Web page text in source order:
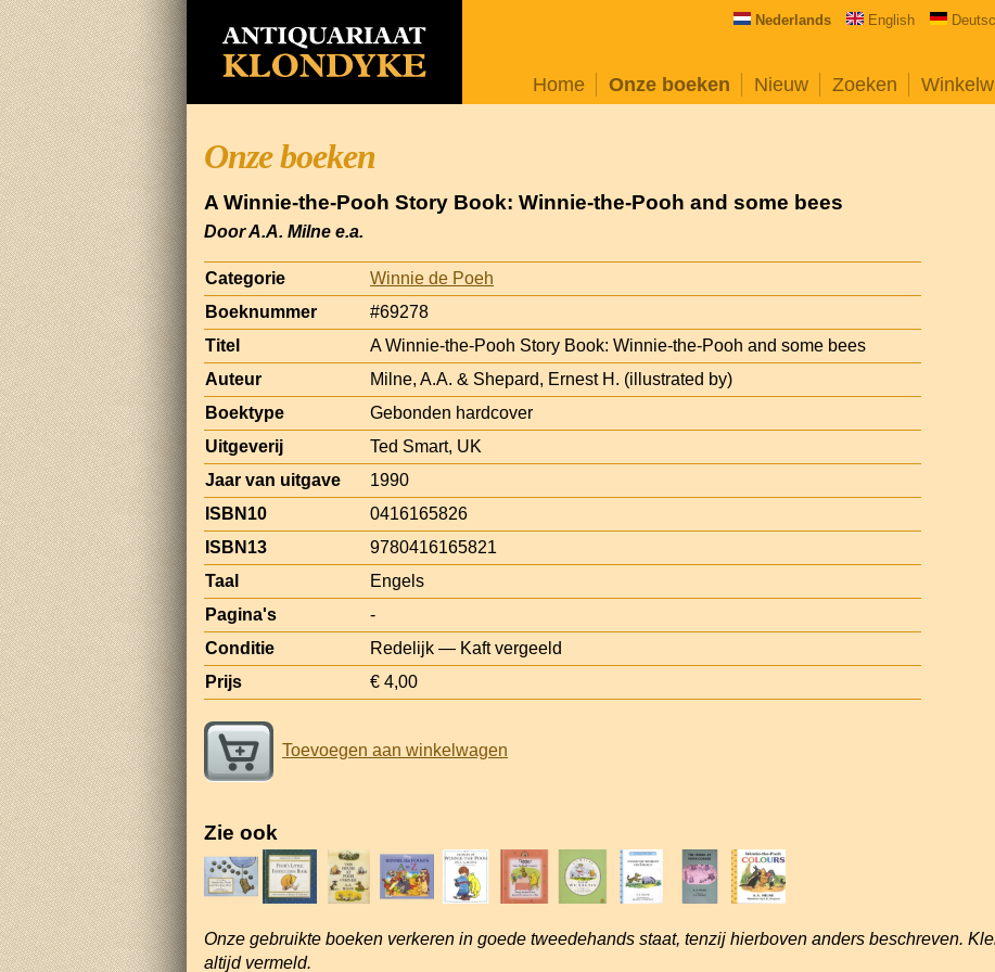
Nederlands English
Home Onze boeken Nieuw Zoeken
Onze boeken
A Winnie-the-Pooh Story Book: Winnie-the-Pooh and some bees
Door A.A. Milne e.a.
Categorie
Winnie de Poeh
Boeknummer
#69278
Titel
A Winnie-the-Pooh Story Book: Winnie-the-Pooh and some bees
Auteur
Milne, A.A. & Shepard, Ernest H. (illustrated by)
Boektype
Gebonden hardcover
Uitgeverij
Ted Smart, UK
Jaar van uitgave
1990
ISBN10
0416165826
ISBN13
9780416165821
Taal
Engels
Pagina's
-
Conditie
Redelijk — Kaft vergeeld
Prijs
€ 4,00
Toevoegen aan winkelwagen
Zie ook
Onze gebruikte boeken verkeren in goede tweedehands staat, tenzij hierboven anders beschreven.
altijd vermeld.